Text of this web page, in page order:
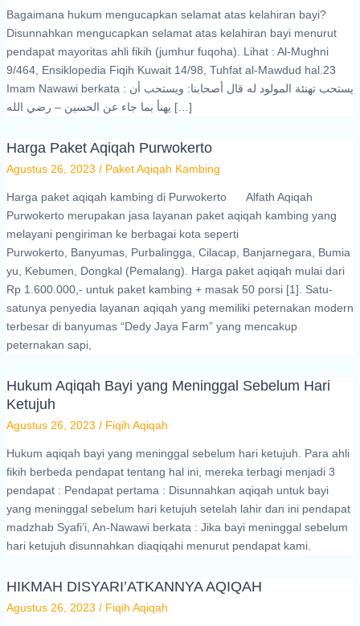
Bagaimana hukum mengucapkan selamat atas kelahiran bayi?
Disunnahkan mengucapkan selamat atas kelahiran bayi menurut
pendapat mayoritas ahli fikih (jumhur fuqoha). Lihat : Al-Mughni
9/464, Ensiklopedia Fiqih Kuwait 14/98, Tuhfat al-Mawdud hal.23
Imam Nawawi berkata : يستحب تهنئة المولود له قال أصحابنا: ويستحب أن
يهنأ بما جاء عن الحسين – رضي الله […]
Harga Paket Aqiqah Purwokerto
Agustus 26, 2023 / Paket Aqiqah Kambing
Harga paket aqiqah kambing di Purwokerto Alfath Aqiqah
Purwokerto merupakan jasa layanan paket aqiqah kambing yang
melayani pengiriman ke berbagai kota seperti
Purwokerto, Banyumas, Purbalingga, Cilacap, Banjarnegara, Bumia
yu, Kebumen, Dongkal (Pemalang). Harga paket aqiqah mulai dari
Rp 1.600.000,- untuk paket kambing + masak 50 porsi [1]. Satu-
satunya penyedia layanan aqiqah yang memiliki peternakan modern
terbesar di banyumas “Dedy Jaya Farm” yang mencakup
peternakan sapi,
Hukum Aqiqah Bayi yang Meninggal Sebelum Hari
Ketujuh
Agustus 26, 2023 / Fiqih Aqiqah
Hukum aqiqah bayi yang meninggal sebelum hari ketujuh. Para ahli
fikih berbeda pendapat tentang hal ini, mereka terbagi menjadi 3
pendapat : Pendapat pertama : Disunnahkan aqiqah untuk bayi
yang meninggal sebelum hari ketujuh setelah lahir dan ini pendapat
madzhab Syafi’i, An-Nawawi berkata : Jika bayi meninggal sebelum
hari ketujuh disunnahkan diaqiqahi menurut pendapat kami.
HIKMAH DISYARI’ATKANNYA AQIQAH
Agustus 26, 2023 / Fiqih Aqiqah